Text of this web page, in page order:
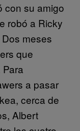
con su amigo
robó a Ricky
meses
que
a pasar
cerca de
Albert